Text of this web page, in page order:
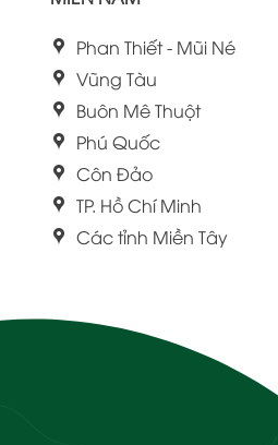
Phan Thiết - Mũi Né
Vũng Tàu
Buôn Mê Thuột
Phú Quốc
Côn Đảo
TP. Hồ Chí Minh
Các tỉnh Miền Tây